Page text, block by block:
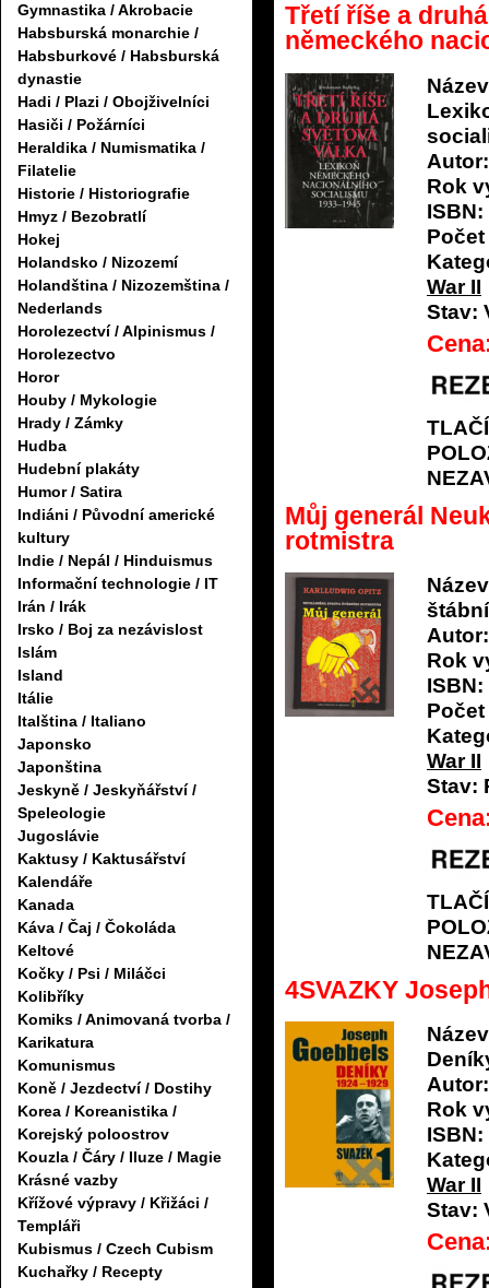
Gymnastika / Akrobacie
Habsburská monarchie /
Habsburkové / Habsburská
dynastie
Hadi / Plazi / Obojživelníci
Hasiči / Požárníci
Heraldika / Numismatika /
Filatelie
Historie / Historiografie
Hmyz / Bezobratlí
Hokej
Holandsko / Nizozemí
Holandština / Nizozemština /
Nederlands
Horolezectví / Alpinismus /
Horolezectvo
Horor
Houby / Mykologie
Hrady / Zámky
Hudba
Hudební plakáty
Humor / Satira
Indiáni / Původní americké
kultury
Indie / Nepál / Hinduismus
Informační technologie / IT
Irán / Irák
Irsko / Boj za nezávislost
Islám
Island
Itálie
Italština / Italiano
Japonsko
Japonština
Jeskyně / Jeskyňářství /
Speleologie
Jugoslávie
Kaktusy / Kaktusářství
Kalendáře
Kanada
Káva / Čaj / Čokoláda
Keltové
Kočky / Psi / Miláčci
Kolibříky
Komiks / Animovaná tvorba /
Karikatura
Komunismus
Koně / Jezdectví / Dostihy
Korea / Koreanistika /
Korejský poloostrov
Kouzla / Čáry / Iluze / Magie
Krásné vazby
Křížové výpravy / Křižáci /
Templáři
Kubismus / Czech Cubism
Kuchařky / Recepty
Třetí říše a
německého
Autor:
Rok
ISBN:
War II
Stav:
Můj generál
rotmistra
Autor:
Rok
ISBN:
War II
Stav:
4SVAZKY
Autor:
Rok
ISBN:
War II
Stav: